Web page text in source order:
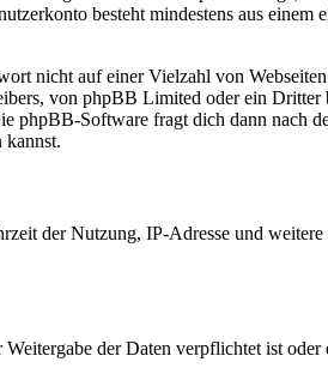
besteht mindestens aus einem
nicht auf einer Vielzahl von
von phpBB Limited oder ein Dritter
phpBB-Software fragt dich dann nach
kannst.
der Nutzung, IP-Adresse und
der Daten verpflichtet ist